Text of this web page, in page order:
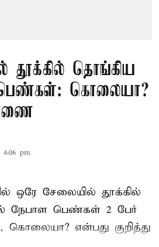
தூக்கில் தொங்கிய
கொலையா?
4:06 pm
ஒரே சேலையில் தூக்கில்
நேபாள பெண்கள் 2 பேர்
என்பது குறித்து